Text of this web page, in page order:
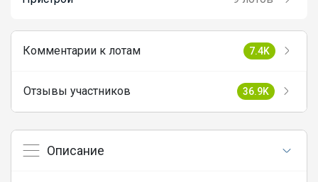
Комментарии к лотам 7.4K
Отзывы участников 36.9K
Описание
немного бордо!